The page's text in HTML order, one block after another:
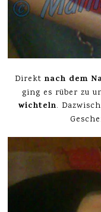
Direkt nach dem
ging es rüber zu
wichteln.